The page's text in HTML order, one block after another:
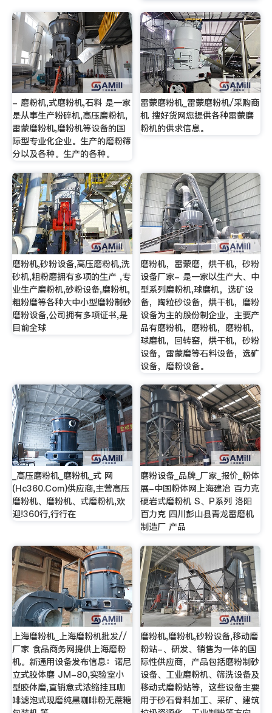
- 磨粉机,式磨粉机,石料 是一家
是从事生产粉碎机,高压磨粉机,
雷蒙磨粉机,磨粉机等设备的国
际型专业化企业。生产的磨粉筛
分以及各种。生产的各种。
雷蒙磨粉机_雷蒙磨粉机/采购商
机 搜好货网您提供各种雷蒙磨
粉机的供求信息。
磨粉机,砂粉设备,高压磨粉机,洗
砂机,粗粉磨拥有多项的生产 ,专
业生产磨粉机,砂粉设备,磨粉机,
粗粉磨等各种大中小型磨粉制砂
磨粉设备,公司拥有多项证书,是
目前全球
磨粉机，雷蒙磨，烘干机，砂粉
设备厂家- 是一家以生产大、中
型系列磨粉机,球磨机，选矿设
备，陶粒砂设备，烘干机，磨粉
设备为主的股份制企业，主要产
品有磨粉机，磨粉机，磨粉机，
球磨机，回转窑，烘干机，砂粉
设备，雷蒙磨等石料设备，选矿
设备，磨粉设备。
_高压磨粉机_磨粉机_式 网
(Hc360.Com)供应商,主营高压
磨粉机、磨粉机、式磨粉机,欢
迎!360行,行行在
磨粉设备_品牌_厂家_报价_粉体
展-中国粉体网上海建冶 百力克
硬岩式磨粉机 S、P系列 洛阳
百力克 四川彭山县青龙雷磨机
制造厂 产品
上海磨粉机_上海磨粉机批发//
厂家 食品商务网提供上海磨粉
机。新通用设备发布信息：诺尼
立式胶体磨 JM-80,实验室小
型胶体磨,直销意式浓缩挂耳咖
啡滤泡式现磨纯黑咖啡粉无蔗糖
磨粉机,磨粉机,砂粉设备,移动磨
粉站-、研发、销售为一体的国
际性供应商，产品包括磨粉制砂
设备、工业磨粉机、筛洗设备及
移动式磨粉站等，这些设备主要
用于砂石骨料加工、采矿、建筑